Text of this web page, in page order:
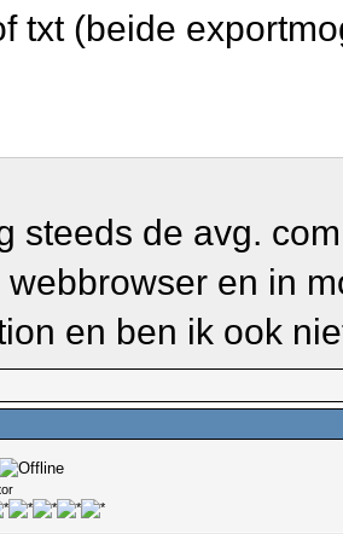
txt (beide
steeds de avg.
webbrowser en in
en ben ik ook